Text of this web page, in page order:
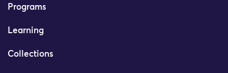
Programs
Learning
Collections